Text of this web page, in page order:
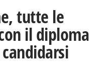
tutte le
il diploma